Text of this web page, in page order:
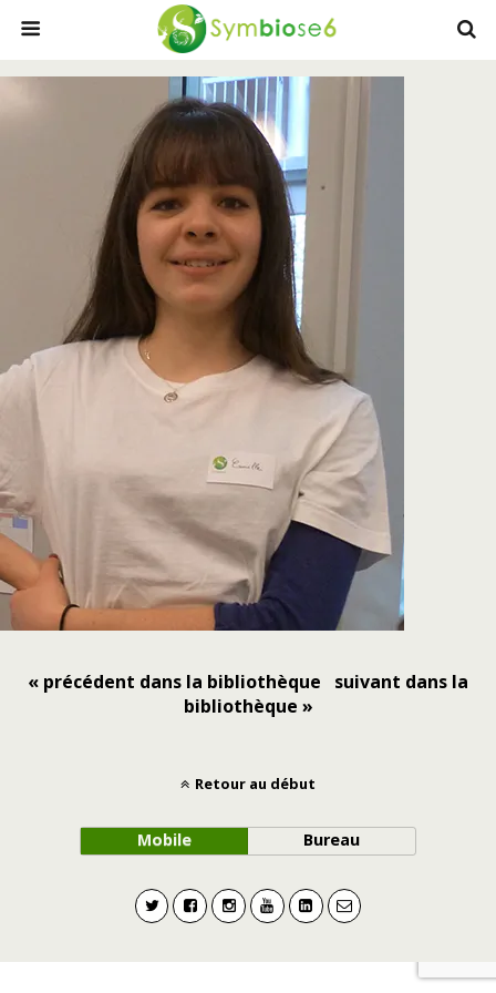
« précédent dans la bibliothèque
suivant dans la
bibliothèque »
Retour au début
Mobile Bureau